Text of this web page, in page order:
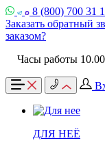
8 (800) 700 31
Заказать обратный
заказом?
Часы работы
ДЛЯ НЕЁ